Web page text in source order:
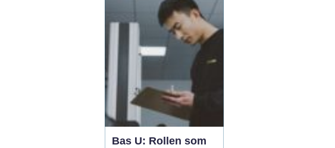
Ytan på virket,
maskinens effektivitet
Bas U: Rollen som